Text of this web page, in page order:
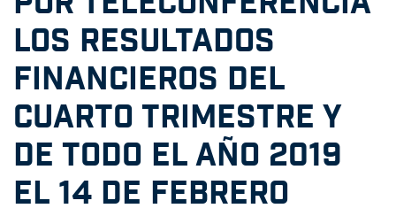
los resultados
financieros del
cuarto trimestre y
de todo el año 2019
el 14 de febrero